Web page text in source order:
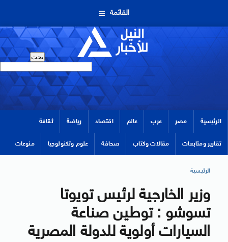
القائمة
الرئيسية مصر عرب عالم اقتصاد رياضة ثقافة
تقارير ومتابعات مقالات وكتاب صحافة علوم وتكنولوجيا منوعات
الرئيسية
وزير الخارجية لرئيس تويوتا
تسوشو : توطين صناعة
السيارات أولوية للدولة المصرية